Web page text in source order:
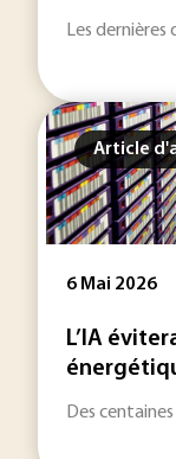
Les
Article
6 Mai 2026
L’IA
Des